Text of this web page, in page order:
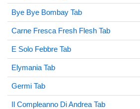
Bye Bye Bombay Tab
Carne Fresca Fresh Flesh Tab
E Solo Febbre Tab
Elymania Tab
Germi Tab
Il Compleanno Di Andrea Tab